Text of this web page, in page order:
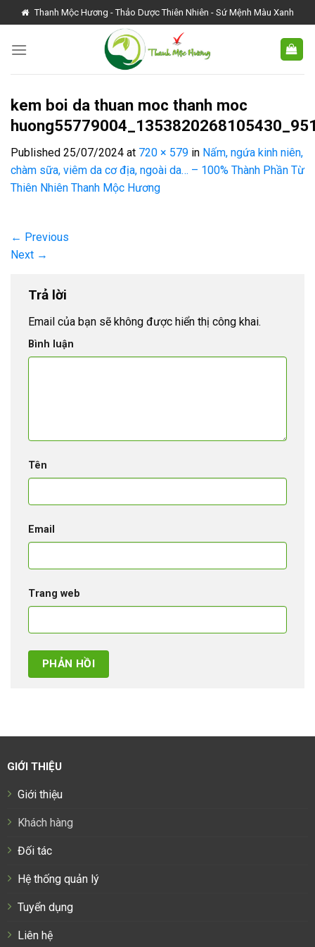
Skip
to
content
Thanh Mộc Hương - Thảo Dược Thiên Nhiên - Sứ Mệnh Màu Xanh
kem boi da thuan moc thanh moc
Published 25/07/2024 at 720 × 579 in Nấm, ngứa kinh niên,
chàm sữa, viêm da cơ địa, ngoài da… – 100% Thành Phần Từ
Thiên Nhiên Thanh Mộc Hương
← Previous
Next →
Trả lời
Email của bạn sẽ không được hiển thị công khai.
Bình luận
Tên
Email
Trang web
GIỚI THIỆU
Giới thiệu
Khách hàng
Đối tác
Hệ thống quản lý
Tuyển dụng
Liên hệ